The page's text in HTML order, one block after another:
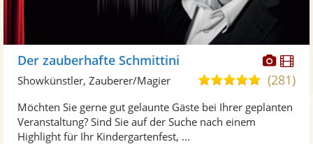
Fotos
Der zauberhafte Schmittini
5,0
5
(281)
Showkünstler, Zauberer/Magier
Möchten Sie gerne gut gelaunte Gäste bei Ihrer geplanten
Veranstaltung? Sind Sie auf der Suche nach einem
Highlight für Ihr Kindergartenfest, ...